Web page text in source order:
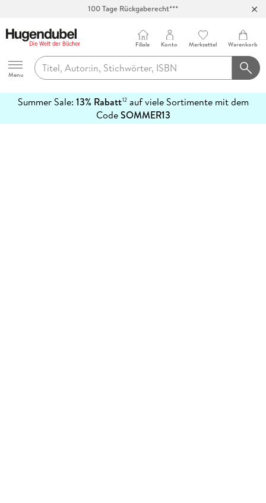
100 Tage Rückgaberecht***
Hugendubel
Menu
Filiale Konto Merkzettel Warenkorb
Summer Sale: 13% Rabatt12auf viele Sortimente mit dem
CodeSOMMER13
erfahren